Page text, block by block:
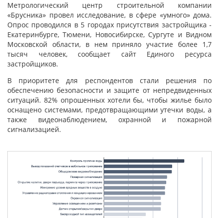
Метрологический центр строительной компании
«Брусника» провел исследование, в сфере «умного» дома.
Опрос проводился в 5 городах присутствия застройщика -
Екатеринбурге, Тюмени, Новосибирске, Сургуте и Видном
Московской области, в нем приняло участие более 1,7
тысяч человек, сообщает сайт Единого ресурса
застройщиков.
В приоритете для респондентов стали решения по
обеспечению безопасности и защите от непредвиденных
ситуаций. 82% опрошенных хотели бы, чтобы жилье было
оснащено системами, предотвращающими утечки воды, а
также видеонаблюдением, охранной и пожарной
сигнализацией.